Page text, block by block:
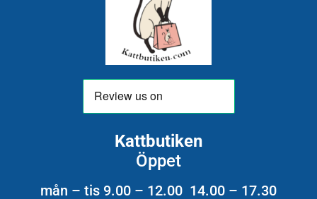
Kattbutiken
Öppet
mån – tis 9.00 – 12.00 14.00 – 17.30